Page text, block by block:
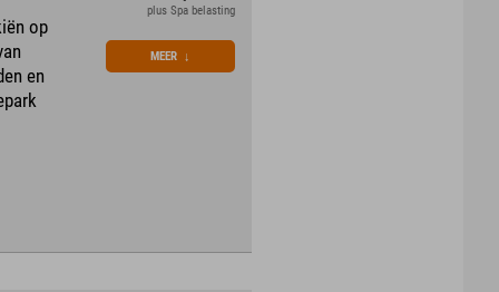
op
en
plus Spa belasting
MEER ↓